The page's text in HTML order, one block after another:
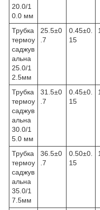
20.0/1
0.0 мм
Трубка
термоу
саджув
альна
25.0/1
2.5мм
25.5±0
.7
0.45±0.
15
Трубка
термоу
саджув
альна
30.0/1
5.0 мм
31.5±0
.7
0.45±0.
15
Трубка
термоу
саджув
альна
35.0/1
7.5мм
36.5±0
.7
0.50±0.
15